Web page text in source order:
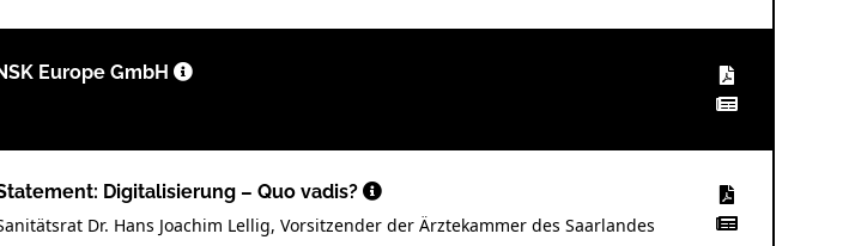
Europe GmbH
Digitalisierung – Quo vadis?
Dr. Hans Joachim Lellig, Vorsitzender der Ärztekammer des Saarlandes